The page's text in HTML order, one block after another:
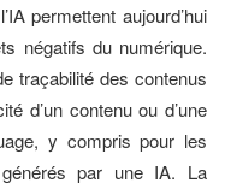
permettent aujourd’hui
négatifs du numérique.
traçabilité des contenus
d’un contenu ou d’une
y compris pour les
par une IA. La